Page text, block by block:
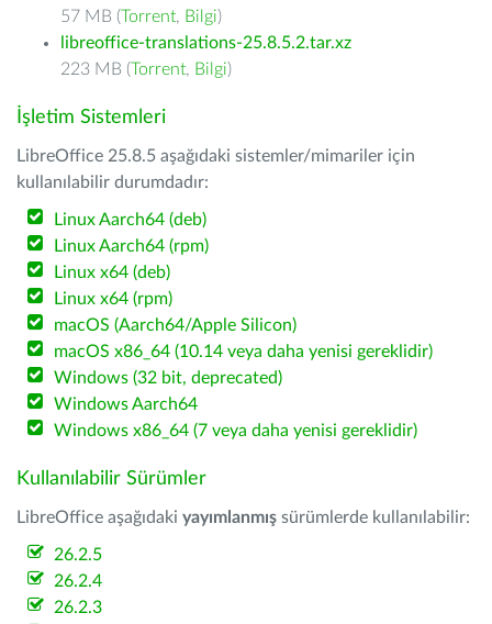
57 MB (Torrent, Bilgi)
libreoffice-translations-25.8.5.2.tar.xz
223 MB (Torrent, Bilgi)
İşletim Sistemleri
LibreOffice 25.8.5 aşağıdaki sistemler/mimariler için
kullanılabilir durumdadır:
Linux Aarch64 (deb)
Linux Aarch64 (rpm)
Linux x64 (deb)
Linux x64 (rpm)
macOS (Aarch64/Apple Silicon)
macOS x86_64 (10.14 veya daha yenisi gereklidir)
Windows (32 bit, deprecated)
Windows Aarch64
Windows x86_64 (7 veya daha yenisi gereklidir)
Kullanılabilir Sürümler
LibreOffice aşağıdaki yayımlanmış sürümlerde kullanılabilir:
26.2.5
26.2.4
26.2.3